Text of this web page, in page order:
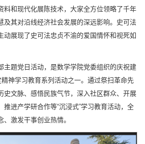
料和现代化展陈技术，大家全方位领略了千年
及其对沿线经济社会发展的深远影响。史可法
动展现了史可法忠贞不渝的爱国情怀和视死如
主题党日活动，是数学学院党委组织的庆祝建
神学习教育系列活动之一。通过祭扫革命先
史文脉、感悟民族气节，深入社区群众、开展
进产学研合作等“沉浸式”学习教育活动，全
激发干事创业热情。